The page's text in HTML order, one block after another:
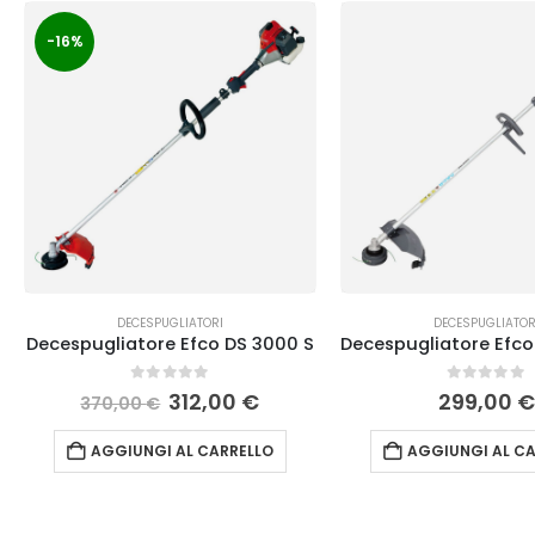
-16%
DECESPUGLIATORI
Decespugliatore Efco DS 3000 S
Su 5
370,00€ 312,00 €
AGGIUNGI AL CARRELLO
0Su 5
299,00 €
AGGIUNGI AL